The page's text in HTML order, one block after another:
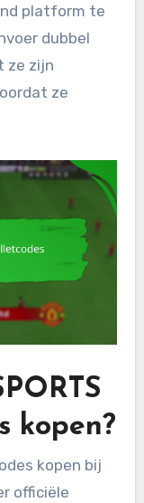
platform te
dubbel
ze zijn
ze
kopen?
kopen bij
officiële